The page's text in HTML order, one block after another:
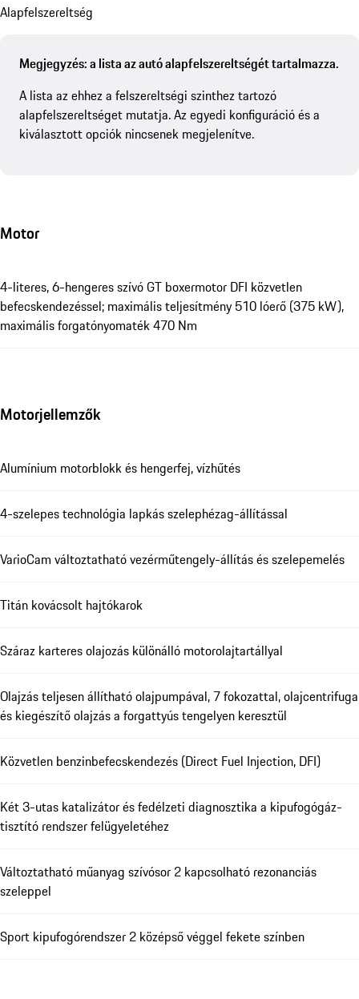
Alapfelszereltség
Megjegyzés: a lista az autó alapfelszereltségét tartalmazza.
A lista az ehhez a felszereltségi szinthez tartozó
alapfelszereltséget mutatja. Az egyedi konfiguráció és a
kiválasztott opciók nincsenek megjelenítve.
Motor
4-literes, 6-hengeres szívó GT boxermotor DFI közvetlen
befecskendezéssel; maximális teljesítmény 510 lóerő (375 kW),
maximális forgatónyomaték 470 Nm
Motorjellemzők
Alumínium motorblokk és hengerfej, vízhűtés
4-szelepes technológia lapkás szelephézag-állítással
VarioCam változtatható vezérműtengely-állítás és szelepemelés
Titán kovácsolt hajtókarok
Száraz karteres olajozás különálló motorolajtartállyal
Olajzás teljesen állítható olajpumpával, 7 fokozattal, olajcentrifuga
és kiegészítő olajzás a forgattyús tengelyen keresztül
Közvetlen benzinbefecskendezés (Direct Fuel Injection, DFI)
Két 3-utas katalizátor és fedélzeti diagnosztika a kipufogógáz-
tisztító rendszer felügyeletéhez
Változtatható műanyag szívósor 2 kapcsolható rezonanciás
szeleppel
Sport kipufogórendszer 2 középső véggel fekete színben